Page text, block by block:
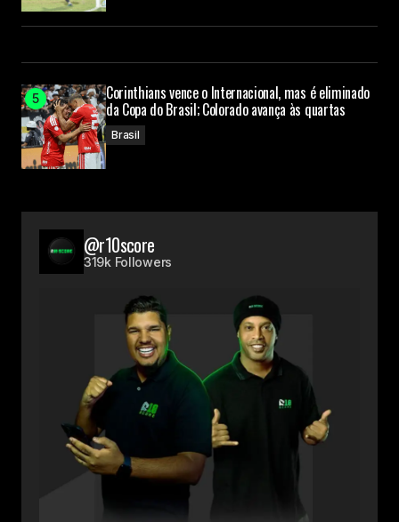
Corinthians vence o Internacional, mas é eliminado
da Copa do Brasil; Colorado avança às quartas
Brasil
@r10score
319k Followers